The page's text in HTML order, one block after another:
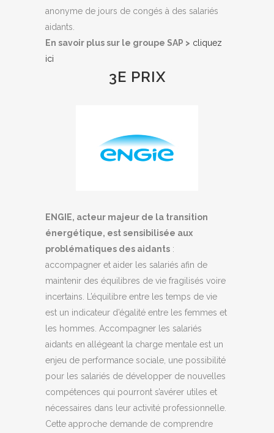
anonyme de jours de congés à des salariés
aidants.
En savoir plus sur le groupe SAP > cliquez
ici
3E PRIX
ENGIE, acteur majeur de la transition
énergétique, est sensibilisée aux
problématiques des aidants :
accompagner et aider les salariés afin de
maintenir des équilibres de vie fragilisés voire
incertains. L’équilibre entre les temps de vie
est un indicateur d’égalité entre les femmes et
les hommes. Accompagner les salariés
aidants en allégeant la charge mentale est un
enjeu de performance sociale, une possibilité
pour les salariés de développer de nouvelles
compétences qui pourront s’avérer utiles et
nécessaires dans leur activité professionnelle.
Cette approche demande de comprendre